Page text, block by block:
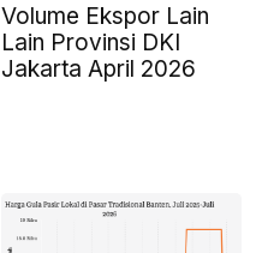
Volume Ekspor Lain
Lain Provinsi DKI
Jakarta April 2026